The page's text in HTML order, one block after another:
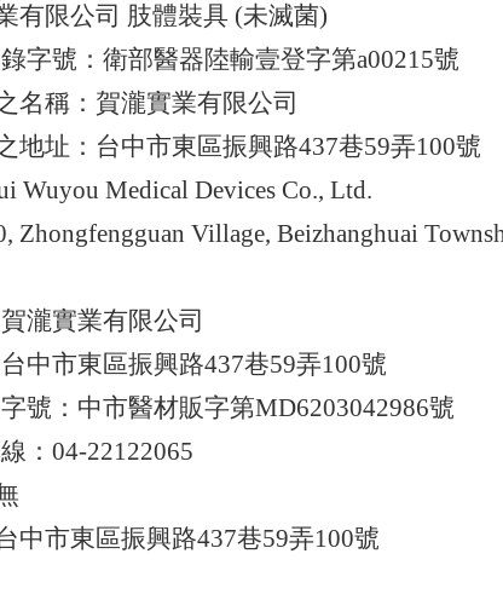
有限公司 肢體裝具 (未滅菌)
字號：衛部醫器陸輸壹登字第a00215號
名稱：賀瀧實業有限公司
地址：台中市東區振興路437巷59弄100號
Wuyou Medical Devices Co., Ltd.
Zhongfengguan Village, Beizhanghuai
瀧實業有限公司
中市東區振興路437巷59弄100號
號：中市醫材販字第MD6203042986號
：04-22122065
中市東區振興路437巷59弄100號